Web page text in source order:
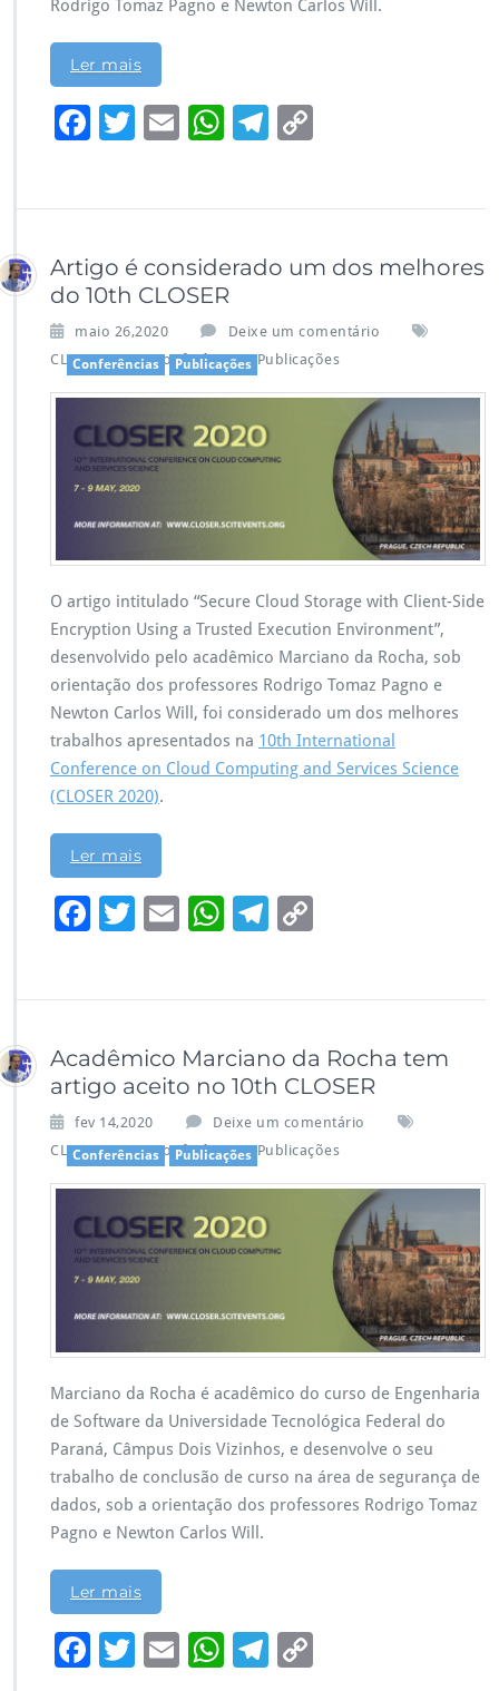
Rodrigo Tomaz Pagno e Newton Carlos Will.
Ler mais
F
o
o
k
T
E
W
A
p
p
Te
m Li
k
Artigo é considerado um dos melhores
do 10th CLOSER
maio 26,2020
Deixe um comentário
CLOSER 2020,Conferências,Publicações
Conferências Publicações
O artigo intitulado “Secure Cloud Storage with Client-Side
Encryption Using a Trusted Execution Environment”,
desenvolvido pelo acadêmico Marciano da Rocha, sob
orientação dos professores Rodrigo Tomaz Pagno e
Newton Carlos Will, foi considerado um dos melhores
trabalhos apresentados na 10th International
Conference on Cloud Computing and Services Science
(CLOSER 2020).
Ler mais
F
o
o
k
T
E
W
A
p
p
Te
m Li
n
k
Acadêmico Marciano da Rocha tem
artigo aceito no 10th CLOSER
fev 14,2020
Deixe um comentário
CLOSER 2020,Conferências,Publicações
Conferências Publicações
Marciano da Rocha é acadêmico do curso de Engenharia
de Software da Universidade Tecnológica Federal do
Paraná, Câmpus Dois Vizinhos, e desenvolve o seu
trabalho de conclusão de curso na área de segurança de
dados, sob a orientação dos professores Rodrigo Tomaz
Pagno e Newton Carlos Will.
Ler mais
F
T
E
W Te